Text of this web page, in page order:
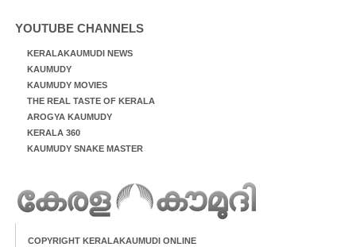
YOUTUBE CHANNELS
KERALAKAUMUDI NEWS
KAUMUDY
KAUMUDY MOVIES
THE REAL TASTE OF KERALA
AROGYA KAUMUDY
KERALA 360
KAUMUDY SNAKE MASTER
COPYRIGHT KERALAKAUMUDI ONLINE